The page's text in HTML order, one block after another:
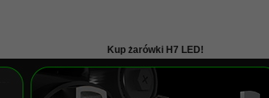
Kup żarówki H7 LED!